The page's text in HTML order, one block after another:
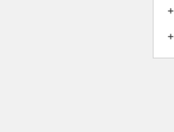
+
+